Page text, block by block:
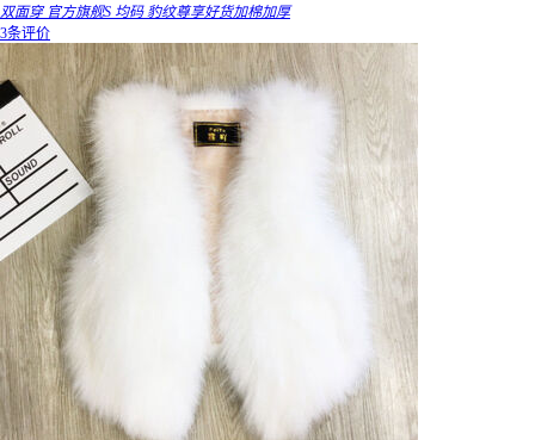
双面穿 官方旗舰S 均码 豹纹尊享好货加棉加厚
3条评价